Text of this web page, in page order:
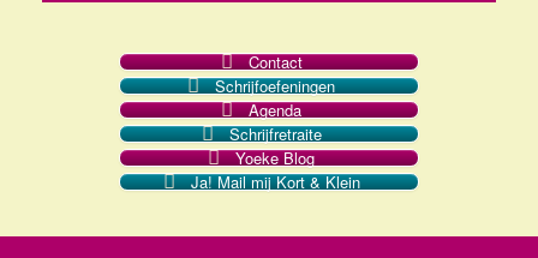
Contact
Schrijfoefeningen
Agenda
Schrijfretraite
Yoeke Blog
Ja! Mail mij Kort & Klein